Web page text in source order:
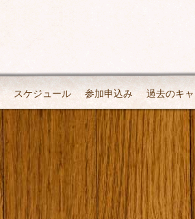
スケジュール 参加申込み 過去のキ